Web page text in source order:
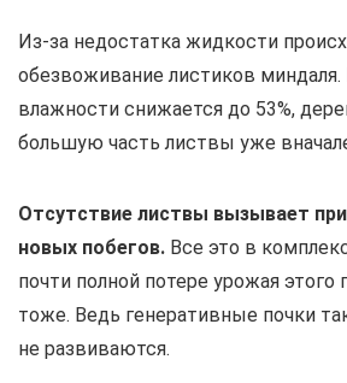
Из-за недостатка жидкости
обезвоживание листиков миндаля.
влажности снижается до 53%,
большую часть листвы уже
Отсутствие листвы вызывает
новых побегов. Все это в
почти полной потере урожая этого
тоже. Ведь генеративные почки
не развиваются.